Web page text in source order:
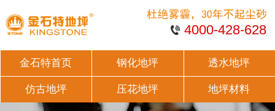
4000-428-628
金石特首页 钢化地坪 透水地坪
仿古地坪 压花地坪 地坪材料